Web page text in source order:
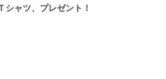
ャツ、プレゼント！